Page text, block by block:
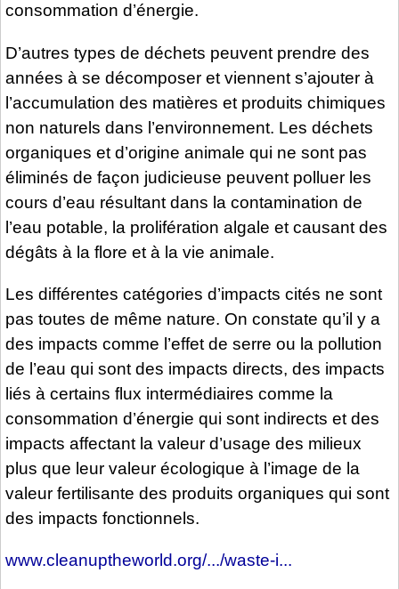
consommation d’énergie.
D’autres types de déchets peuvent prendre des
années à se décomposer et viennent s’ajouter à
l’accumulation des matières et produits chimiques
non naturels dans l’environnement. Les déchets
organiques et d’origine animale qui ne sont pas
éliminés de façon judicieuse peuvent polluer les
cours d’eau résultant dans la contamination de
l’eau potable, la prolifération algale et causant des
dégâts à la flore et à la vie animale.
Les différentes catégories d’impacts cités ne sont
pas toutes de même nature. On constate qu’il y a
des impacts comme l’effet de serre ou la pollution
de l’eau qui sont des impacts directs, des impacts
liés à certains flux intermédiaires comme la
consommation d’énergie qui sont indirects et des
impacts affectant la valeur d’usage des milieux
plus que leur valeur écologique à l’image de la
valeur fertilisante des produits organiques qui sont
des impacts fonctionnels.
www.cleanuptheworld.org/.../waste-i...